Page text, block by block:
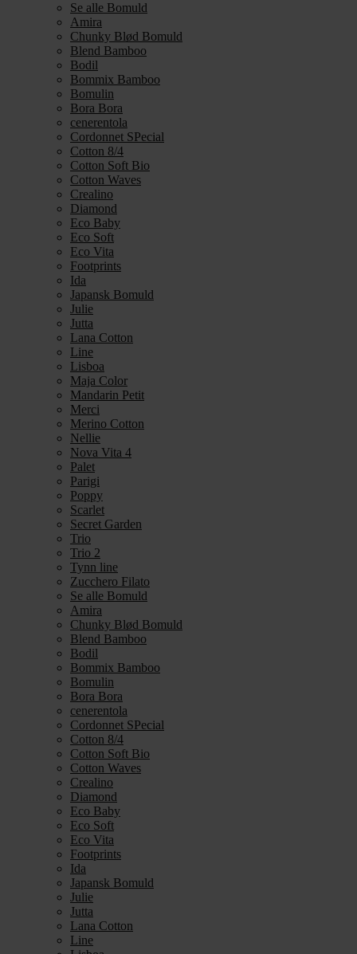
Se alle Bomuld
Amira
Chunky Blød Bomuld
Blend Bamboo
Bodil
Bommix Bamboo
Bomulin
Bora Bora
cenerentola
Cordonnet SPecial
Cotton 8/4
Cotton Soft Bio
Cotton Waves
Crealino
Diamond
Eco Baby
Eco Soft
Eco Vita
Footprints
Ida
Japansk Bomuld
Julie
Jutta
Lana Cotton
Line
Lisboa
Maja Color
Mandarin Petit
Merci
Merino Cotton
Nellie
Nova Vita 4
Palet
Parigi
Poppy
Scarlet
Secret Garden
Trio
Trio 2
Tynn line
Zucchero Filato
Se alle Bomuld
Amira
Chunky Blød Bomuld
Blend Bamboo
Bodil
Bommix Bamboo
Bomulin
Bora Bora
cenerentola
Cordonnet SPecial
Cotton 8/4
Cotton Soft Bio
Cotton Waves
Crealino
Diamond
Eco Baby
Eco Soft
Eco Vita
Footprints
Ida
Japansk Bomuld
Julie
Jutta
Lana Cotton
Line